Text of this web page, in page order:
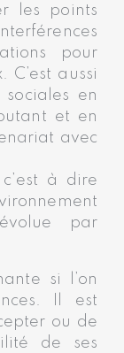
les points
pour
aussi
en
et en
avec
c’est à dire
par
si l’on
Il est
ou de
de ses